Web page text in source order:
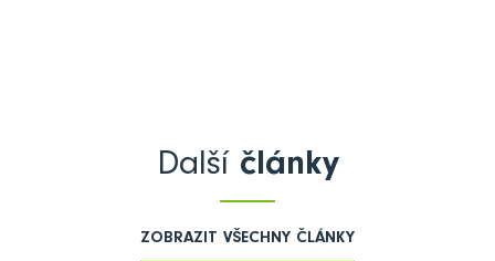
Další články
ZOBRAZIT VŠECHNY ČLÁNKY